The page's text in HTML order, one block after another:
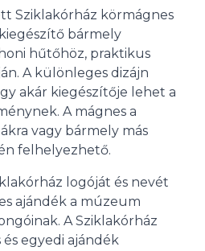
Sziklakórház körmágnes
bármely
hűtőhöz, praktikus
A különleges dizájn
akár kiegészítője lehet a
A mágnes a
vagy bármely más
felhelyezhető.
logóját és nevét
ajándék a múzeum
A Sziklakórház
egyedi ajándék